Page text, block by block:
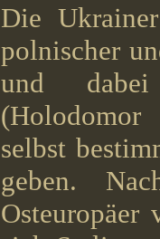
Die
polnischer
und dabei
selbst
geben.